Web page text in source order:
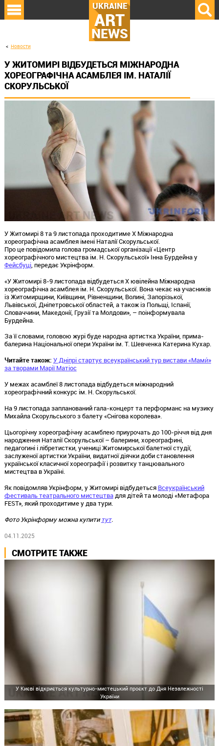
UKRAINE
ART
NEWS
Новости
У ЖИТОМИРІ ВІДБУДЕТЬСЯ МІЖНАРОДНА
ХОРЕОГРАФІЧНА АСАМБЛЕЯ ІМ. НАТАЛІЇ
СКОРУЛЬСЬКОЇ
У Житомирі 8 та 9 листопада проходитиме Х Міжнародна
хореографічна асамблея імені Наталії Скорульської.
Про це повідомила голова громадської організації «Центр
хореографічного мистецтва ім. Н. Скорульської» Інна Бурдейна у
Фейсбуці, передає Укрінформ.
«У Житомирі 8-9 листопада відбудеться Х ювілейна Міжнародна
хореографічна асамблея ім. Н. Скорульської. Вона чекає на учасників
із Житомирщини, Київщини, Рівненщини, Волині, Запорізької,
Львівської, Дніпетровської областей, а також із Польщі, Іспанії,
Словаччини, Македонії, Грузії та Молдови», – поінформувала
Бурдейна.
За її словами, головою журі буде народна артистка України, прима-
балерина Національної опери України ім. Т. Шевченка Катерина Кухар.
Читайте також: У Дніпрі стартує всеукраїнський тур вистави «Мами́»
за творами Марії Матіос
У межах асамблеї 8 листопада відбудеться міжнародний
хореографічний конкурс ім. Н. Скорульської.
На 9 листопада запланований гала-концерт та перформанс на музику
Михайла Скорульського з балету «Снігова королева».
Цьогорічну хореографічну асамблею приурочать до 100-річчя від дня
народження Наталії Скорульської – балерини, хореографині,
педагогині і лібретистки, учениці Житомирської балетної студії,
заслуженої артистки України, видатної діячки доби становлення
української класичної хореографії і розвитку танцювального
мистецтва в Україні.
Як повідомляв Укрінформ, у Житомирі відбудеться Всеукраїнський
фестиваль театрального мистецтвадля дітей та молоді «Метафора
FEST», який проходитиме у два тури.
Фото Укрінформу можна купити тут.
04.11.2025
СМОТРИТЕ ТАКЖЕ
У Києві відкриється культурно-мистецький проєкт до Дня Незалежності
України